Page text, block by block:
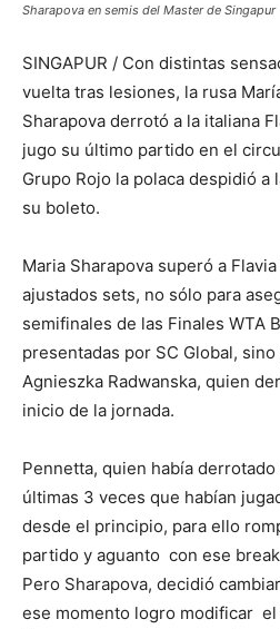
Sharapova en semis del Master de Singapur
SINGAPUR / Con distintas
vuelta tras lesiones, la rusa
Sharapova derrotó a la italiana
jugo su último partido en el
Grupo Rojo la polaca despidió a
su boleto.
Maria Sharapova superó a
ajustados sets, no sólo para
semifinales de las Finales WTA
presentadas por SC Global,
Agnieszka Radwanska, quien
inicio de la jornada.
Pennetta, quien había derrotado
últimas 3 veces que habían
desde el principio, para ello
partido y aguanto con ese
Pero Sharapova, decidió
ese momento logro modificar